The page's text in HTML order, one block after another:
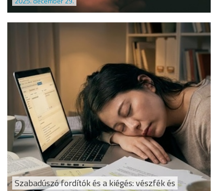
Szabadúszó fordítók és a kiégés: vészfék és